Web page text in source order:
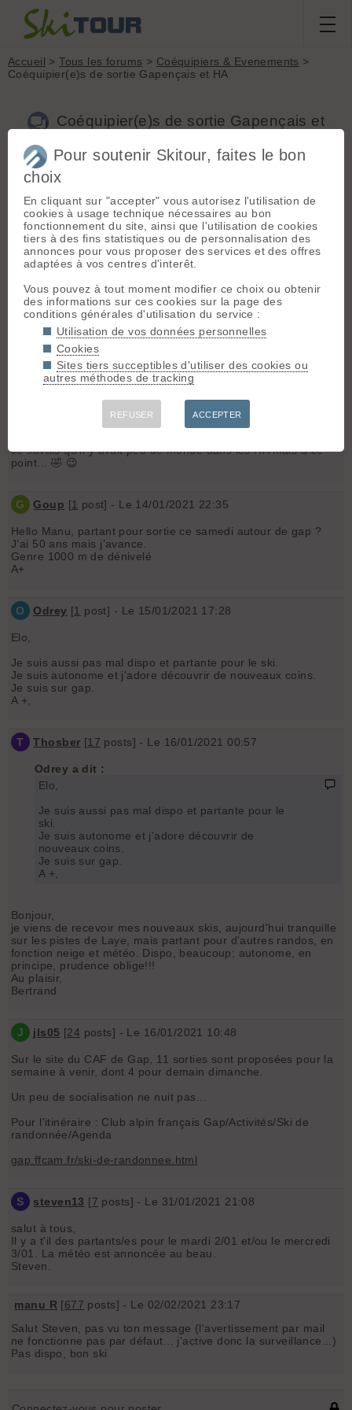
Accueil >Tous les forums > Coéquipiers & Evenements >
Coéquipier(e)s de sortie Gapençais et HA
Coéquipier(e)s de sortie Gapençais et
manu R[ 677posts] - Le 12/01/2021 13:28
Salut,
Nouvel arrivant sur le dept des HA, je vais avoir pas mal de
temps libre cet hiver en semaine pour profiter du secteur et
toujours plus sympa de partager les sorties à ski, n'hésitez
pas à me contacter.
Autonome, rythme adaptatif, pas trop l'esprit de compète je
préfère la bonne humeur et la rigolade, les jolies traces et les
coins sauvages
Contact par MP ou tel, comme voul'voul, n'ayez pas peur je
mords pas 🙂
A plouche
posts] - Le 14/01/2021 17:30
Je savais qu'il y avait peu de monde dans les HA mais à ce
point... 🤣 😉
G Goup [1 post] - Le 14/01/2021 22:35
Hello Manu, partant pour sortie ce samedi autour de gap ?
J’ai 50 ans mais j’avance.
Genre 1000 m de dénivelé
A+
O Odrey [1 post] - Le 15/01/2021 17:28
Elo,
Je suis aussi pas mal dispo et partante pour le ski.
Je suis autonome et j'adore découvrir de nouveaux coins.
Je suis sur gap.
A +,
T Thosber [17 posts] - Le 16/01/2021 00:57
Odrey a dit :
Elo,
Je suis aussi pas mal dispo et partante pour le
ski.
Je suis autonome et j'adore découvrir de
nouveaux coins.
Je suis sur gap.
A +,
Bonjour,
je viens de recevoir mes nouveaux skis, aujourd'hui tranquille
sur les pistes de Laye, mais partant pour d'autres randos, en
fonction neige et météo. Dispo, beaucoup; autonome, en
principe, prudence oblige!!!
Au plaisir,
Bertrand
J jls05 [24 posts] - Le 16/01/2021 10:48
Sur le site du CAF de Gap, 11 sorties sont proposées pour la
semaine à venir, dont 4 pour demain dimanche.
Un peu de socialisation ne nuit pas...
Pour l'itinéraire : Club alpin français Gap/Activités/Ski de
randonnée/Agenda
gap.ffcam.fr/ski-de-randonnee.html
S steven13 [7 posts] - Le 31/01/2021 21:08
salut à tous,
Il y a t'il des partants/es pour le mardi 2/01 et/ou le mercredi
3/01. La météo est annoncée au beau.
Steven.
manu R [677 posts] - Le 02/02/2021 23:17
Salut Steven, pas vu ton message (l'avertissement par mail
ne fonctionne pas par défaut... j'active donc la surveillance...)
Pas dispo, bon ski
Pour soutenir Skitour, faites le bon
choix
En cliquant sur "accepter" vous autorisez l'utilisation de
cookies à usage technique nécessaires au bon
fonctionnement du site, ainsi que l'utilisation de cookies
tiers à des fins statistiques ou de personnalisation des
annonces pour vous proposer des services et des offres
adaptées à vos centres d'interêt.
Vous pouvez à tout moment modifier ce choix ou obtenir
des informations sur ces cookies sur la page des
conditions générales d'utilisation du service :
Utilisation de vos données personnelles
Cookies
Sites tiers succeptibles d'utiliser des cookies ou
autres méthodes de tracking
REFUSER ACCEPTER